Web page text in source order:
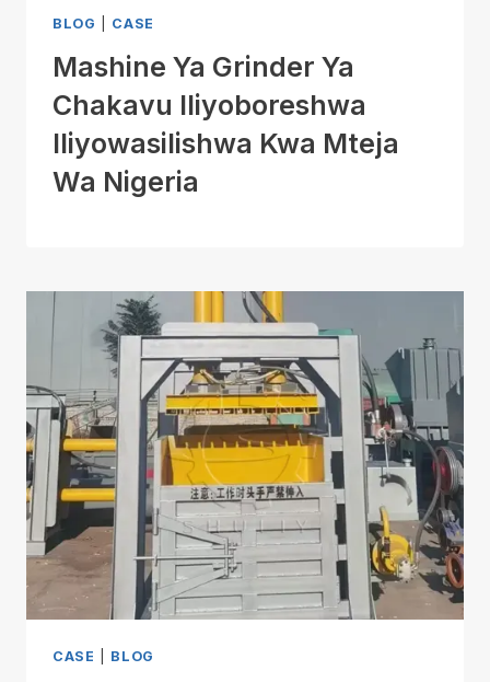
BLOG CASE
Mashine Ya Grinder Ya
Chakavu Iliyoboreshwa
Iliyowasilishwa Kwa Mteja
Wa Nigeria
CASE BLOG